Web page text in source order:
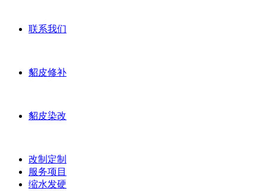
联系我们
貂皮修补
貂皮染改
改制定制
服务项目
缩水发硬